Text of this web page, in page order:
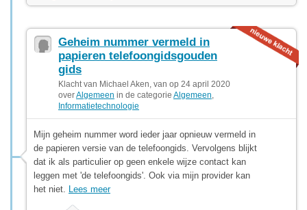
Geheim nummer vermeld in
papieren telefoongidsgouden
gids
Klacht van Michael Aken, van op 24 april 2020
overAlgemeen in de categorie Algemeen
Informatietechnologie
Mijn geheim nummer word ieder jaar opnieuw vermeld in
de papieren versie van de telefoongids. Vervolgens blijkt
dat ik als particulier op geen enkele wijze contact kan
leggen met 'de telefoongids'. Ook via mijn provider kan
het niet. Lees meer